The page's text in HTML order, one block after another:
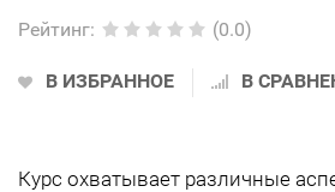
Рейтинг: (0.0)
В ИЗБРАННОЕ В
Курс охватывает различные